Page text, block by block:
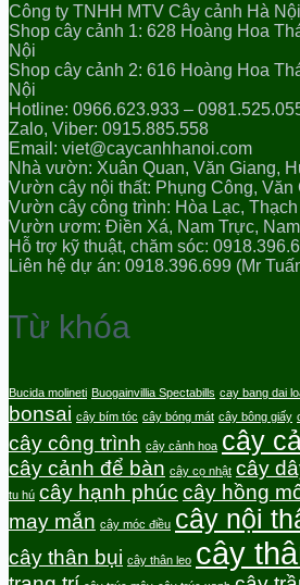
Công ty TNHH MTV Cây cảnh Hà
Shop cây cảnh 1: 628 Hoàng Hoa
Nội
Shop cây cảnh 2: 616 Hoàng Hoa
Nội
Hotline: 0966.623.933 –
Zalo, Viber: 0915.885.558
Email: viet@caycanhhanoi.com
Nhà vườn: Xuân Quan, Văn Giang,
Vườn cây nội thất: Phụng Công, Văn
Vườn cây công trình: Hòa Lạc,
Vườn ươm: Điền Xá, Nam Trực,
Hỗ trợ kỹ thuật, chăm sóc:
Liên hệ dự án: 0918.396.699 (Mr
Từ khóa
Bucida molineti Buogainvillia Spectabills cay bang dai
bonsai cây bím tóc cây bóng mát cây bông giấy
cây công trình cây cảnh hoa cây
cây cảnh để bàn cây cọ nhật cây
tu hú cây hạnh phúc cây hồng
may mắn cây móc điều cây nội
cây thân bụi cây thân leo cây